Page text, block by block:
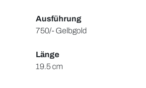
Ausführung
750/- Gelbgold
Länge
19.5 cm